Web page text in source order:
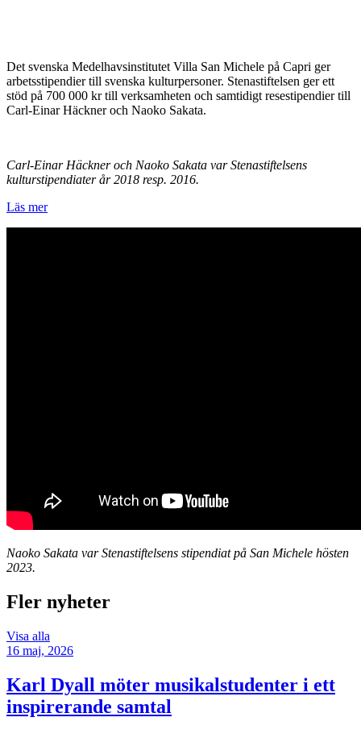
Det svenska Medelhavsinstitutet Villa San Michele på Capri ger
arbetsstipendier till svenska kulturpersoner. Stenastiftelsen ger ett
stöd på 700 000 kr till verksamheten och samtidigt resestipendier till
Carl-Einar Häckner och Naoko Sakata.
Carl-Einar Häckner och Naoko Sakata var Stenastiftelsens
kulturstipendiater år 2018 resp. 2016.
Läs mer
Naoko Sakata var Stenastiftelsens stipendiat på San Michele hösten
2023.
Fler nyheter
Visa alla
16 maj, 2026
Karl Dyall möter musikalstudenter i ett
inspirerande samtal